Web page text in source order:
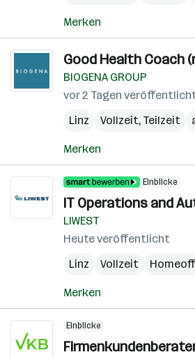
Merken
Good Health Coach
BIOGENA GROUP
vor 2 Tagen
Linz
Vollzeit, Teilzeit
Merken
Einblicke
IT Operations and
LIWEST
Heute veröffentlicht
Linz
Vollzeit
Merken
Einblicke